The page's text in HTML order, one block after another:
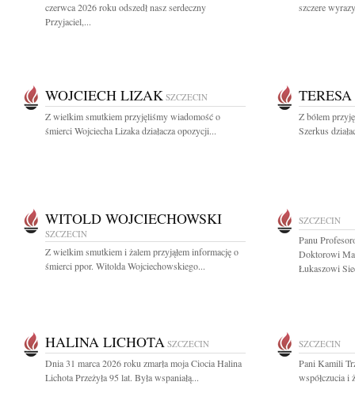
czerwca 2026 roku odszedł nasz serdeczny
Przyjaciel,...
szczere
WOJCIECH LIZAK SZCZECIN
Z wielkim smutkiem przyjęliśmy wiadomość o
śmierci Wojciecha Lizaka działacza opozycji...
Z bólem
Szerkus
WITOLD WOJCIECHOWSKI
SZCZECIN
Z wielkim smutkiem i żalem przyjąłem informację o
śmierci ppor. Witolda Wojciechowskiego...
SZCZECIN
Panu
Doktorowi
Łukaszowi
HALINA LICHOTA SZCZECIN
Dnia 31 marca 2026 roku zmarła moja Ciocia Halina
Lichota Przeżyła 95 lat. Była wspaniałą...
SZCZECIN
Pani Kamili
współczucia i